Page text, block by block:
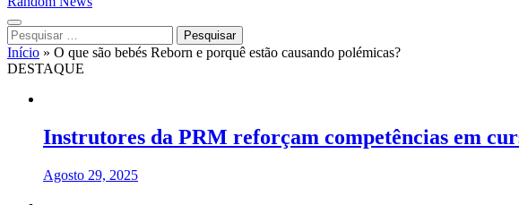
Pesquisar
por:
Início » O que são bebés Reborn e porquê estão causando polémicas?
DESTAQUE
Instrutores da PRM reforçam competências em
Agosto 29, 2025